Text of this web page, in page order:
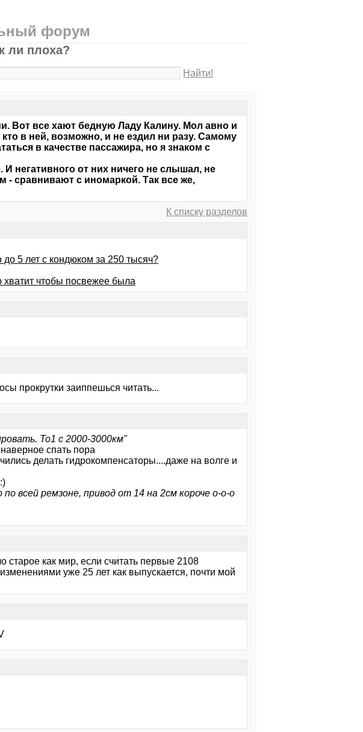
форум
ли плоха?
Найти!
Вот все хают бедную Ладу Калину. Мол авно и
в ней, возможно, и не ездил ни разу. Самому
в качестве пассажира, но я знаком с
негативного от них ничего не слышал, не
- сравнивают с иномаркой. Так все же,
К списку разделов
5 лет с кондюком за 250 тысяч?
хватит чтобы посвежее была
прокрутки заиппешься читать...
То1 с 2000-3000км"
спать пора
делать гидрокомпенсаторы....даже на волге и
всей ремзоне, привод от 14 на 2см короче о-о-о
старое как мир, если считать первые 2108
уже 25 лет как выпускается, почти мой